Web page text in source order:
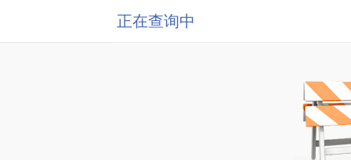
正在查询中